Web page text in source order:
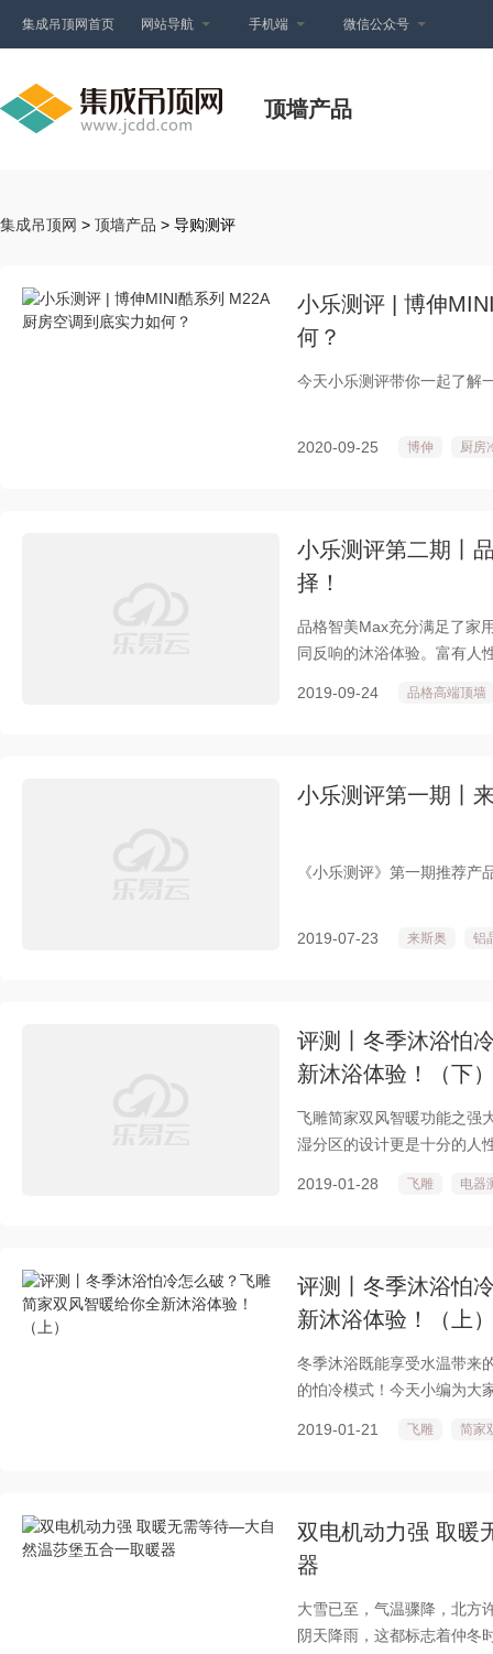
集成吊顶网首页 网站导航 手机端 微信公众号
顶墙产品
集成吊顶网 > 顶墙产品 > 导购测评
小乐测评 | 博伸
何？
今天小乐测评带你一起了解
2020-09-25 博伸 厨房
小乐测评第二期丨
择！
品格智美Max充分满足了家
同反响的沐浴体验。富有人
2019-09-24 品格高端顶墙
小乐测评第一期丨
《小乐测评》第一期推荐
2019-07-23 来斯奥 铝
评测丨冬季沐浴怕
新沐浴体验！（下
飞雕简家双风智暖功能之强
湿分区的设计更是十分的人
2019-01-28 飞雕 电器
评测丨冬季沐浴怕
新沐浴体验！（上
冬季沐浴既能享受水温带来
的怕冷模式！今天小编为大
2019-01-21 飞雕 简家
双电机动力强 取暖
器
大雪已至，气温骤降，北方
阴天降雨，这都标志着仲冬